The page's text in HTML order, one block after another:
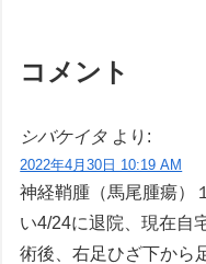
コメント
シバケイタ より:
2022年4月30日 10:19 AM
神経鞘腫（馬尾腫瘍）
い4/24に退院、現在自
術後、右足ひざ下から